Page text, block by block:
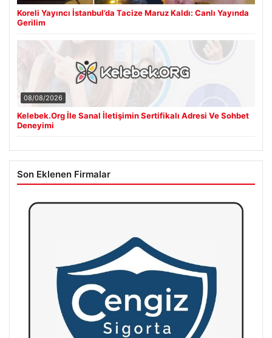
Koreli Yayıncı İstanbul’da Tacize Maruz Kaldı: Canlı Yayında
Gerilim
08/08/2026
Kelebek.Org İle Sanal İletişimin Sertifikalı Adresi Ve Sohbet
Deneyimi
Son Eklenen Firmalar